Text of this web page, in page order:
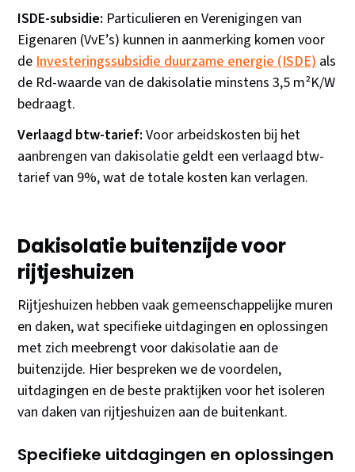
ISDE-subsidie: Particulieren en Verenigingen van
Eigenaren (VvE’s) kunnen in aanmerking komen voor
deInvesteringssubsidie duurzame energie (ISDE)als
de Rd-waarde van de dakisolatie minstens 3,5 m²K/W
bedraagt.
Verlaagd btw-tarief: Voor arbeidskosten bij het
aanbrengen van dakisolatie geldt een verlaagd btw-
tarief van 9%, wat de totale kosten kan verlagen.
Dakisolatie buitenzijde voor
rijtjeshuizen
Rijtjeshuizen hebben vaak gemeenschappelijke muren
en daken, wat specifieke uitdagingen en oplossingen
met zich meebrengt voor dakisolatie aan de
buitenzijde. Hier bespreken we de voordelen,
uitdagingen en de beste praktijken voor het isoleren
van daken van rijtjeshuizen aan de buitenkant.
Specifieke uitdagingen en oplossingen